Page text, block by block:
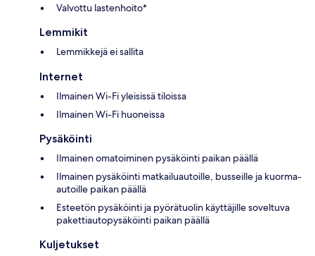
Valvottu lastenhoito*
Lemmikit
Lemmikkejä ei sallita
Internet
Ilmainen Wi-Fi yleisissä tiloissa
Ilmainen Wi-Fi huoneissa
Pysäköinti
Ilmainen omatoiminen pysäköinti paikan päällä
Ilmainen pysäköinti matkailuautoille, busseille ja kuorma-
autoille paikan päällä
Esteetön pysäköinti ja pyörätuolin käyttäjille soveltuva
pakettiautopysäköinti paikan päällä
Kuljetukset